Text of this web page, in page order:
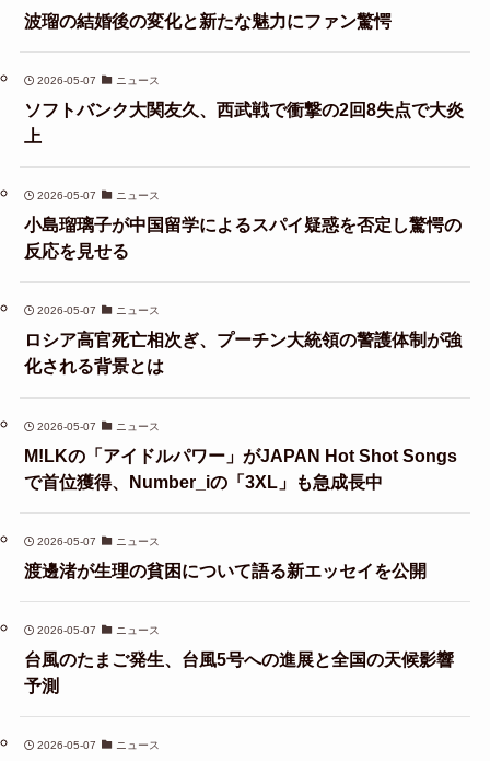
波瑠の結婚後の変化と新たな魅力にファン驚愕
2026-05-07 ニュース
ソフトバンク大関友久、西武戦で衝撃の2回8失点で大炎
上
2026-05-07 ニュース
小島瑠璃子が中国留学によるスパイ疑惑を否定し驚愕の
反応を見せる
2026-05-07 ニュース
ロシア高官死亡相次ぎ、プーチン大統領の警護体制が強
化される背景とは
2026-05-07 ニュース
M!LKの「アイドルパワー」がJAPAN Hot Shot Songs
で首位獲得、Number_iの「3XL」も急成長中
2026-05-07 ニュース
渡邊渚が生理の貧困について語る新エッセイを公開
2026-05-07 ニュース
台風のたまご発生、台風5号への進展と全国の天候影響
予測
2026-05-07 ニュース